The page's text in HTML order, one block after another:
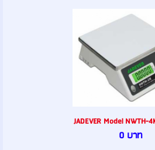
JADEVER Model NWTH-
0 บาท